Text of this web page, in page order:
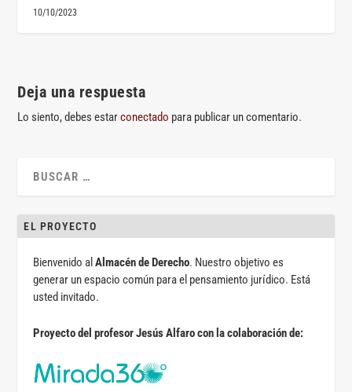
10/10/2023
Deja una respuesta
Lo siento, debes estarconectado para publicar un comentario.
EL PROYECTO
Bienvenido alAlmacén de Derecho. Nuestro objetivo es
generar un espacio común para el pensamiento jurídico. Está
usted invitado.
Proyecto del profesor Jesús Alfaro con la colaboración de: